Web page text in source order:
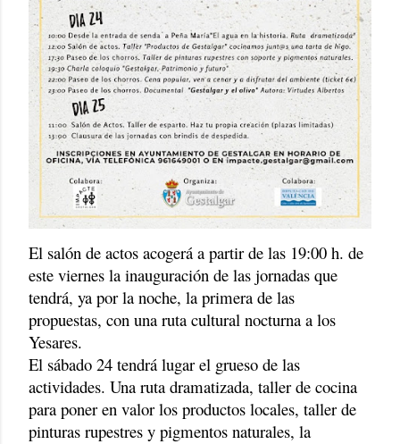
El salón de actos acogerá a partir de las 19:00 h. de
este viernes la inauguración de las jornadas que
tendrá, ya por la noche, la primera de las
propuestas, con una ruta cultural nocturna a los
Yesares.
El sábado 24 tendrá lugar el grueso de las
actividades. Una ruta dramatizada, taller de cocina
para poner en valor los productos locales, taller de
pinturas rupestres y pigmentos naturales, la